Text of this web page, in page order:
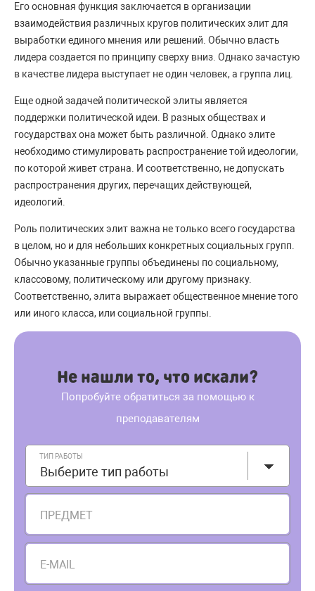
Его основная функция заключается в организации
взаимодействия различных кругов политических элит для
выработки единого мнения или решений. Обычно власть
лидера создается по принципу сверху вниз. Однако зачастую
в качестве лидера выступает не один человек, а группа лиц.
Еще одной задачей политической элиты является
поддержки политической идеи. В разных обществах и
государствах она может быть различной. Однако элите
необходимо стимулировать распространение той идеологии,
по которой живет страна. И соответственно, не допускать
распространения других, перечащих действующей,
идеологий.
Роль политических элит важна не только всего государства
в целом, но и для небольших конкретных социальных групп.
Обычно указанные группы объединены по социальному,
классовому, политическому или другому признаку.
Соответственно, элита выражает общественное мнение того
или иного класса, или социальной группы.
Не нашли то, что искали?
Попробуйте обратиться за помощью к
преподавателям
ТИП РАБОТЫ
Выберите тип работы
ПРЕДМЕТ
E-MAIL